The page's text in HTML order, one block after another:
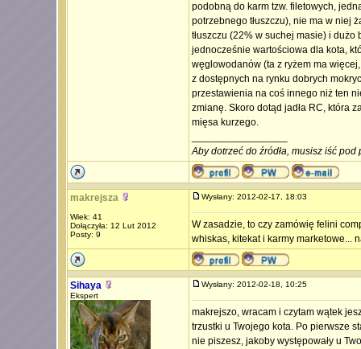
podobną do karm tzw. filetowych,
potrzebnego tłuszczu), nie ma w niej
tłuszczu (22% w suchej masie) i
jednocześnie wartościowa dla kota,
węglowodanów (ta z ryżem ma
z dostępnych na rynku dobrych
przestawienia na coś innego niż ten
zmianę. Skoro dotąd jadła RC, która
mięsa kurzego.
Aby dotrzeć do źródła, musisz iść pod
makrejsza
Wiek: 41
Dołączyła: 12 Lut 2012
Posty: 9
Wysłany: 2012-02-17, 18:03
W zasadzie, to czy zamówię felini
whiskas, kitekat i karmy marketowe...
Sihaya
Ekspert
Wysłany: 2012-02-18, 10:25
makrejszo, wracam i czytam wątek
trzustki u Twojego kota. Po pierwsze
nie piszesz, jakoby występowały u